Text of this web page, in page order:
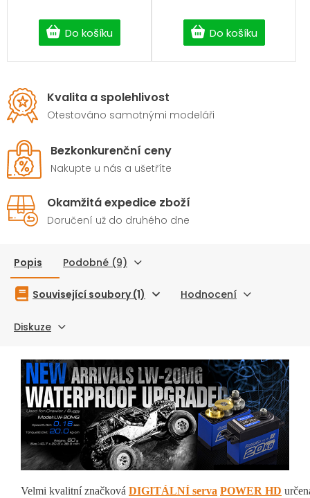
Do košíku Do košíku
Kvalita a spolehlivost
Otestováno samotnými modeláři
Bezkonkurenční ceny
Nakupte u nás a ušetříte
Okamžitá expedice zboží
Doručení už do druhého dne
Popis Podobné (9)
Související soubory (1) Hodnocení
Diskuze
Velmi kvalitní značková DIGITÁLNÍ serva POWER HD